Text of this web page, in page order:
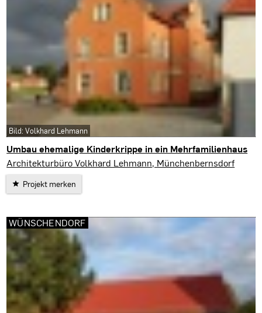
Umbau ehemalige Kinderkrippe in ein Mehrfamilienhaus
Münchenbernsdorf
Architekturbüro Volkhard Lehmann, Münchenbernsdorf
Projekt merken
Bild: Volkhard Lehmann
WÜNSCHENDORF